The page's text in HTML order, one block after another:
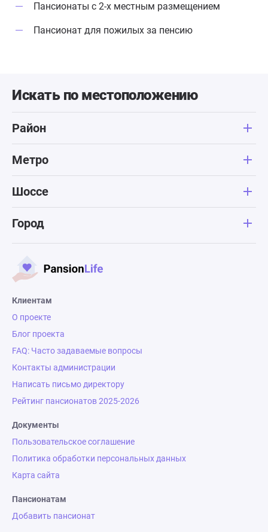
Пансионаты с 2-х местным размещением
Пансионат для пожилых за пенсию
Искать по местоположению
Район
Метро
Шоссе
Город
Клиентам
О проекте
Блог проекта
FAQ: Часто задаваемые вопросы
Контакты администрации
Написать письмо директору
Рейтинг пансионатов 2025-2026
Документы
Пользовательское соглашение
Политика обработки персональных данных
Карта сайта
Пансионатам
Добавить пансионат